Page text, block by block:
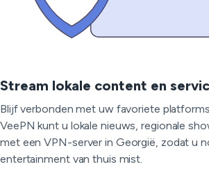
Stream lokale content en
Blijf verbonden met uw favoriete
VeePN kunt u lokale nieuws, regionale
met een VPN-server in Georgië, zodat u
entertainment van thuis mist.